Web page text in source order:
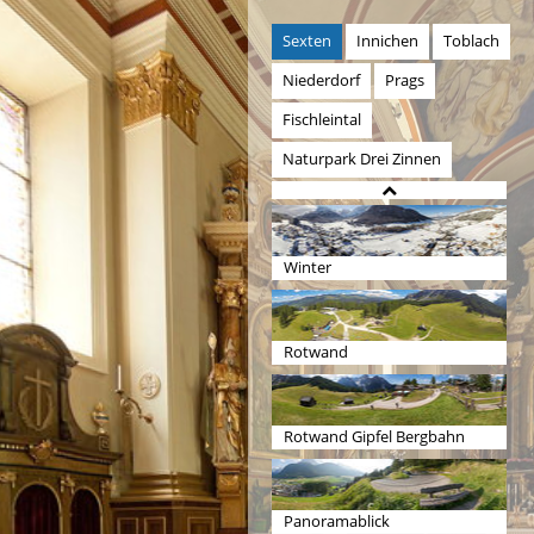
Sexten Innichen
Toblach
Niederdorf
Prags
Fischleintal
Naturpark Drei Zinnen
Winter
Rotwand
Rotwand Gipfel Bergbahn
Panoramablick